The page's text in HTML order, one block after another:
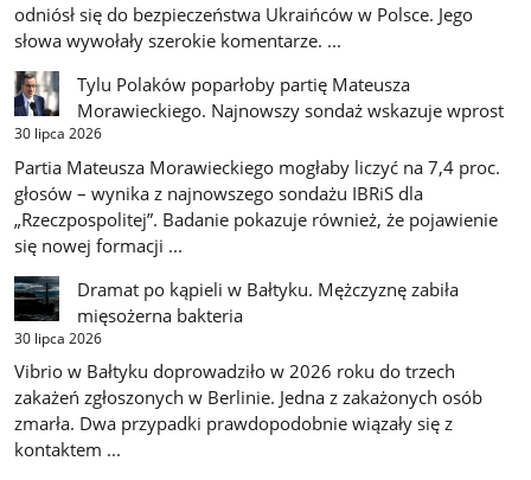
odniósł się do bezpieczeństwa Ukraińców w Polsce. Jego
słowa wywołały szerokie komentarze. ...
Tylu Polaków poparłoby partię Mateusza
Morawieckiego. Najnowszy sondaż wskazuje wprost
30 lipca 2026
Partia Mateusza Morawieckiego mogłaby liczyć na 7,4 proc.
głosów – wynika z najnowszego sondażu IBRiS dla
„Rzeczpospolitej”. Badanie pokazuje również, że pojawienie
się nowej formacji ...
Dramat po kąpieli w Bałtyku. Mężczyznę zabiła
mięsożerna bakteria
30 lipca 2026
Vibrio w Bałtyku doprowadziło w 2026 roku do trzech
zakażeń zgłoszonych w Berlinie. Jedna z zakażonych osób
zmarła. Dwa przypadki prawdopodobnie wiązały się z
kontaktem ...